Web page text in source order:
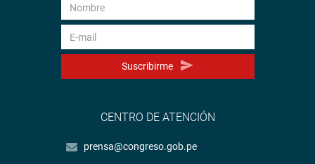
Suscribirme
CENTRO DE ATENCIÓN
prensa@congreso.gob.pe